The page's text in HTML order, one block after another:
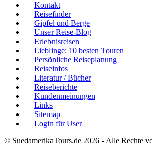
Kontakt
Reisefinder
Gipfel und Berge
Unser Reise-Blog
Erlebnisreisen
Lieblinge: 10 besten Touren
Persönliche Reiseplanung
Reiseinfos
Literatur / Bücher
Reiseberichte
Kundenmeinungen
Links
Sitemap
Login für User
© SuedamerikaTours.de 2026 - Alle Rechte